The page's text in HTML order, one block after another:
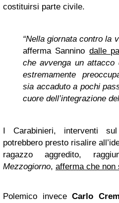
costituirsi parte civile.
“Nella giornata contro la
afferma Sannino dalle
che avvenga un attacco
estremamente
sia accaduto a pochi
cuore dell’integrazione
I Carabinieri, interventi sul
potrebbero presto risalire
ragazzo aggredito,
Mezzogiorno, afferma che non
Polemico invece Carlo